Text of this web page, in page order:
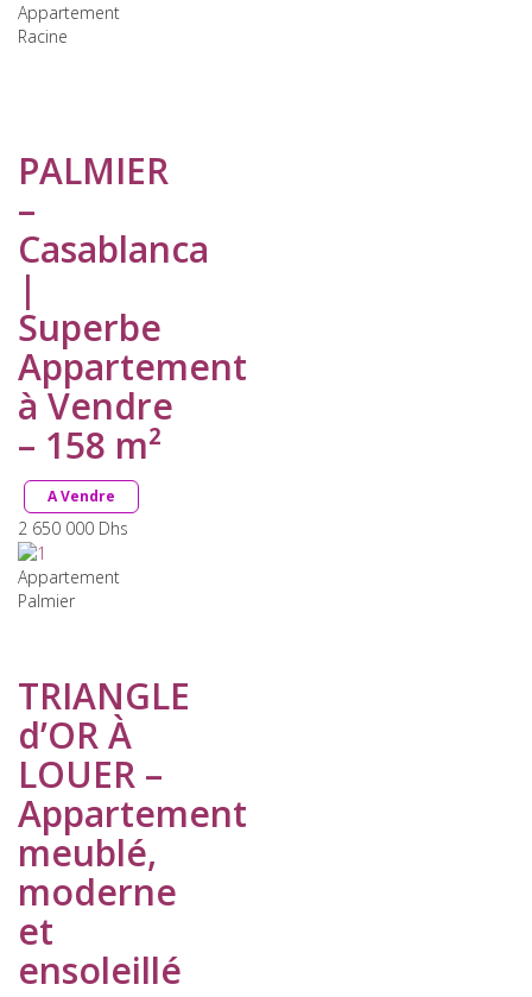
Appartement
Racine
PALMIER
–
Casablanca
|
Superbe
Appartement
à Vendre
– 158 m²
A Vendre
2 650 000 Dhs
Appartement
Palmier
TRIANGLE
d’OR À
LOUER –
Appartement
meublé,
moderne
et
ensoleillé